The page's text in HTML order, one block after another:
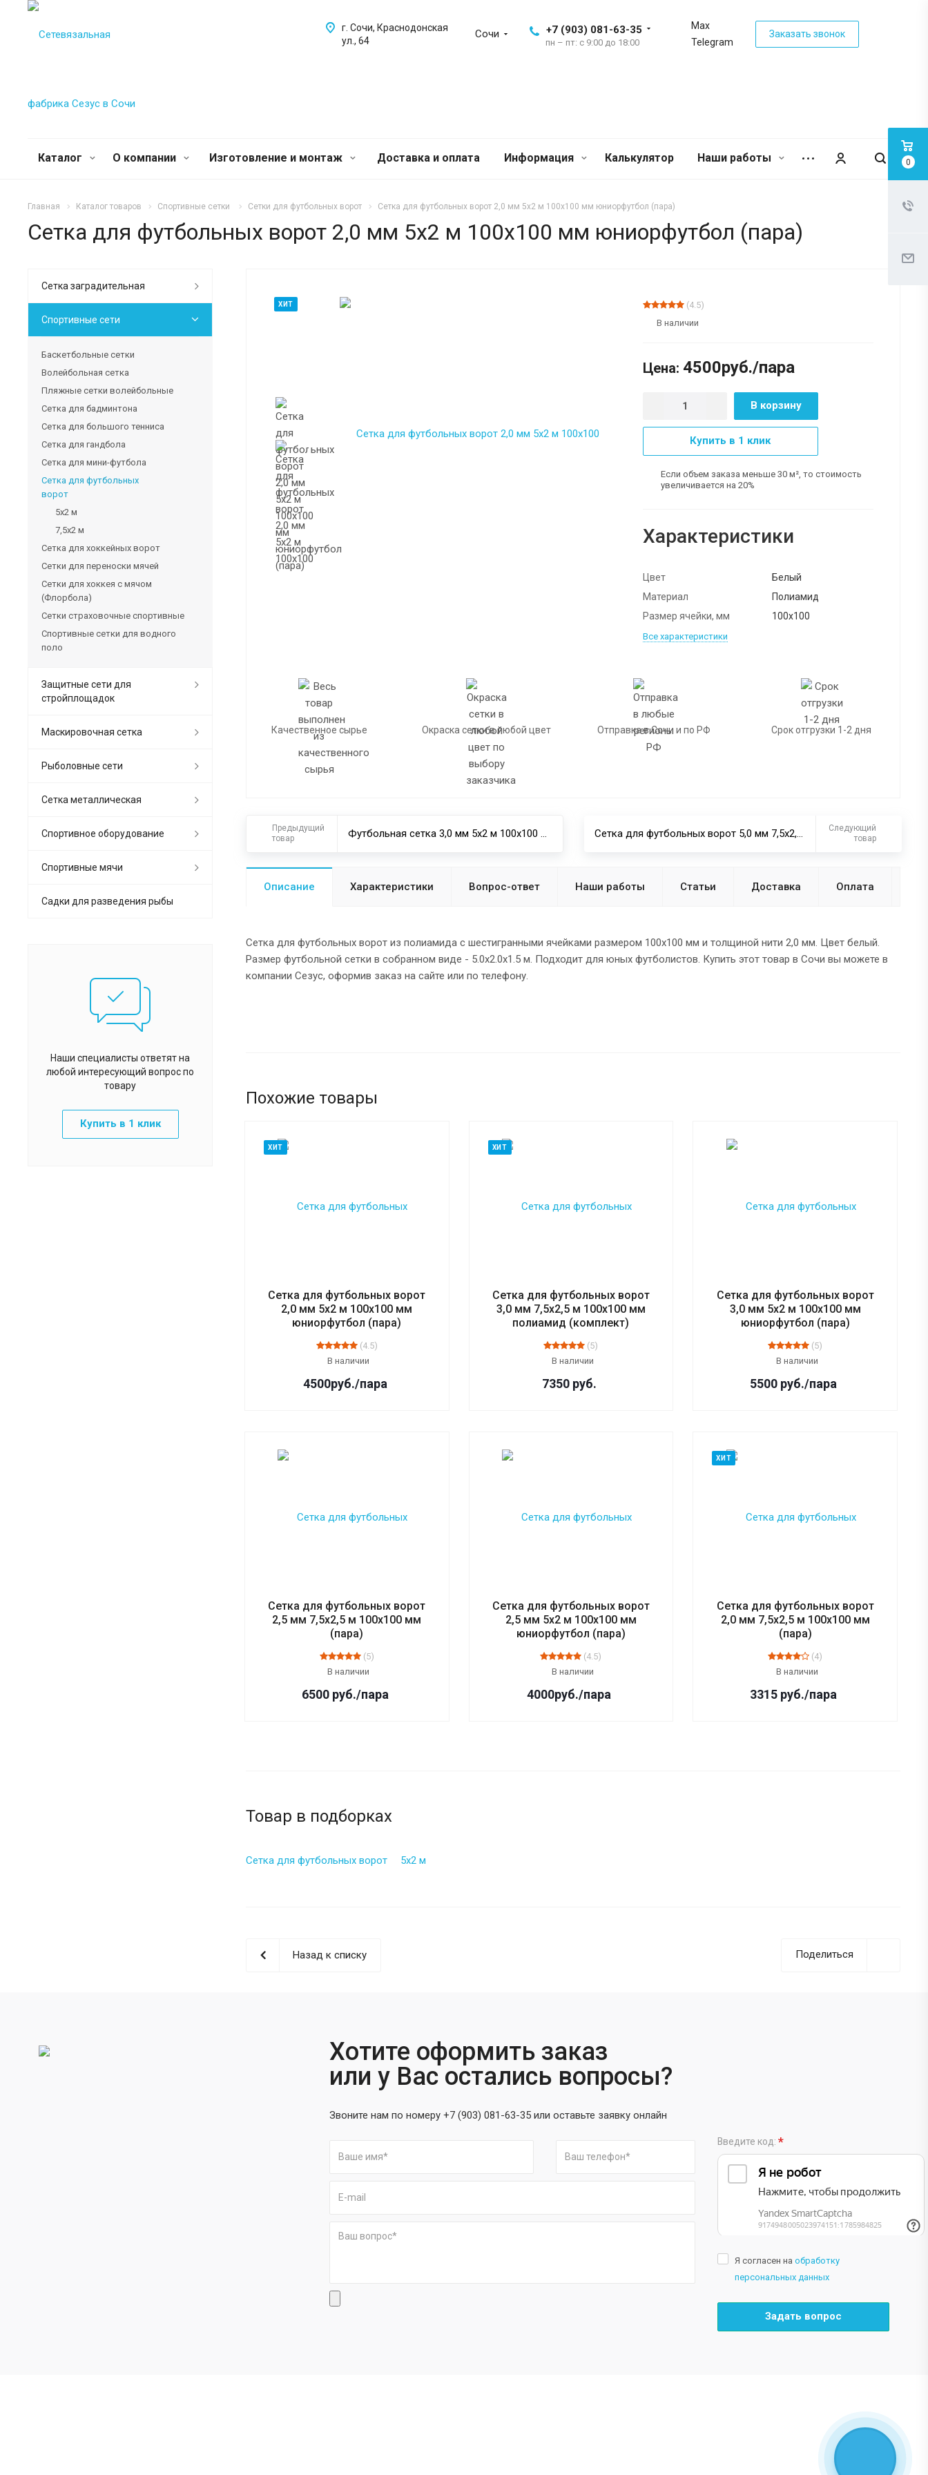
Сочи +7 (903) 081-63-35
пн – пт: с 9:00 до 18:00
Max
Telegram
Заказать звонок
г. Сочи, Краснодонская
ул., 64
Каталог О компании Изготовление и монтаж Доставка и оплата Информация Калькулятор Наши работы
Главная Каталог товаров Спортивные сетки Сетки для футбольных ворот Сетка для футбольных ворот 2,0 мм 5х2 м 100х100 мм юниорфутбол (пара)
Сетка для футбольных ворот 2,0 мм 5х2 м 100х100 мм юниорфутбол (пара)
ХИТ
(4.5)
В наличии
Цена: 4500руб./пара
В корзину
Купить в 1 клик
Если объем заказа меньше 30 м², то стоимость
увеличивается на 20%
Характеристики
Цвет
Белый
Материал
Полиамид
Размер ячейки, мм
100х100
Все характеристики
Качественное сырье Окраска сетки в любой цвет Отправка в Сочи и по РФ Срок отгрузки 1-2 дня
Предыдущий
товар
Футбольная сетка 3,0 мм 5х2 м 100х100 мм юниорфутбол ПРОФИ шестигранная (пара) Сетка для футбольных ворот 5,0 мм 7,5х2,5 м 100х100 мм белая шестигранная
Следующий
товар
Описание Характеристики Вопрос-ответ Наши работы Статьи Доставка Оплата
Сетка для футбольных ворот из полиамида с шестигранными ячейками размером 100x100 мм и толщиной нити 2,0 мм. Цвет белый.
Размер футбольной сетки в собранном виде - 5.0x2.0x1.5 м. Подходит для юных футболистов. Купить этот товар в Сочи вы можете в
компании Сезус, оформив заказ на сайте или по телефону.
Похожие товары
ХИТ
Сетка для футбольных ворот
2,0 мм 5х2 м 100х100 мм
юниорфутбол (пара)
(4.5)
В наличии
4500руб./пара
ХИТ
Сетка для футбольных ворот
3,0 мм 7,5х2,5 м 100х100 мм
полиамид (комплект)
(5)
В наличии
7350 руб.
Сетка для футбольных ворот
3,0 мм 5х2 м 100х100 мм
юниорфутбол (пара)
(5)
В наличии
5500 руб./пара
Сетка для футбольных ворот
2,5 мм 7,5х2,5 м 100х100 мм
(пара)
(5)
В наличии
6500 руб./пара
Сетка для футбольных ворот
2,5 мм 5х2 м 100х100 мм
юниорфутбол (пара)
(4.5)
В наличии
4000руб./пара
ХИТ
Сетка для футбольных ворот
2,0 мм 7,5х2,5 м 100х100 мм
(пара)
(4)
В наличии
3315 руб./пара
Товар в подборках
Сетка для футбольных ворот 5х2 м
Поделиться
Назад к списку
Сетка заградительная
Спортивные сети
Баскетбольные сетки
Волейбольная сетка
Пляжные сетки волейбольные
Сетка для бадминтона
Сетка для большого тенниса
Сетка для гандбола
Сетка для мини-футбола
Сетка для футбольных
ворот
5х2 м
7,5х2 м
Сетка для хоккейных ворот
Сетки для переноски мячей
Сетки для хоккея с мячом
(Флорбола)
Сетки страховочные спортивные
Спортивные сетки для водного
поло
Защитные сети для
стройплощадок
Маскировочная сетка
Рыболовные сети
Сетка металлическая
Спортивное оборудование
Спортивные мячи
Садки для разведения рыбы
Наши специалисты ответят на
любой интересующий вопрос по
товару
Купить в 1 клик
Хотите оформить заказ
или у Вас остались вопросы?
Звоните нам по номеру +7 (903) 081-63-35 или оставьте заявку онлайн
Введите код: *
Я согласен наобработку
персональных данных
Задать вопрос
0